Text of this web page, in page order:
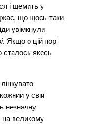
і щемить у
що щось-таки
увімкнули
. Якщо о цій порі
сталось якесь
у свій
незначну
на великому